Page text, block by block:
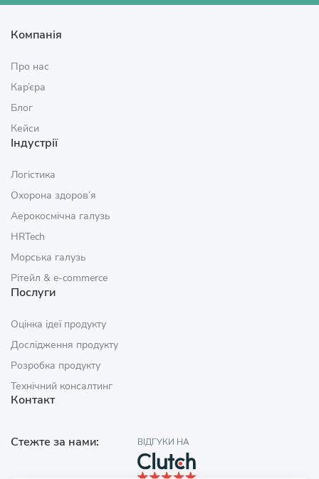
Компанія
Про нас
Кар’єра
Блог
Кейси
Індустрії
Логістика
Охорона здоров’я
Аерокосмічна галузь
HRTech
Морська галузь
Рітейл & e‑commerce
Послуги
Оцінка ідеї продукту
Дослідження продукту
Розробка продукту
Технічний консалтинг
Контакт
Стежте за нами: ВІДГУКИ НА